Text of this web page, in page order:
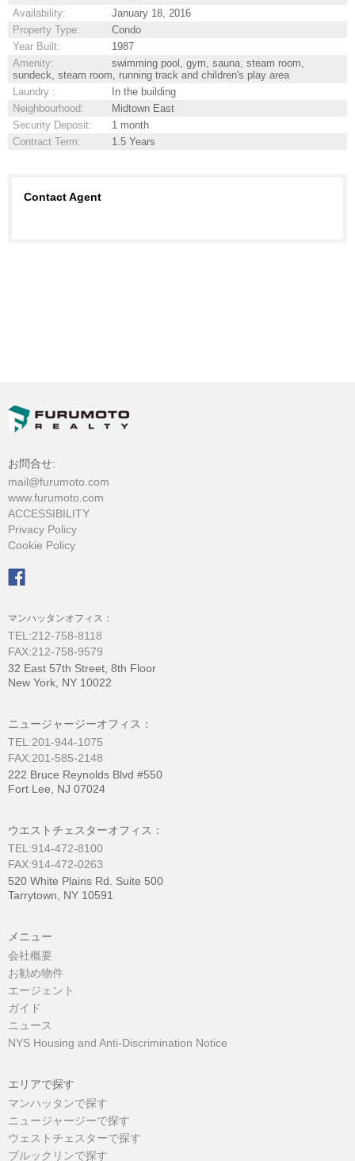
Availability:
January 18, 2016
Property Type:
Condo
Year Built:
1987
Amenity:
swimming pool, gym, sauna, steam room,
sundeck, steam room, running track and children's play area
Laundry :
In the building
Neighbourhood :
Midtown East
Security Deposit:
1 month
Contract Term: 1.5 Years
Contact Agent
お問合せ:
mail@furumoto.com
www.furumoto.com
ACCESSIBILITY
Privacy Policy
Cookie Policy
マンハッタンオフィス：
TEL:212-758-8118
FAX:212-758-9579
32 East 57th Street, 8th Floor
New York, NY 10022
ニュージャージーオフィス：
TEL:201-944-1075
FAX:201-585-2148
222 Bruce Reynolds Blvd #550
Fort Lee, NJ 07024
ウエストチェスターオフィス：
TEL:914-472-8100
FAX:914-472-0263
520 White Plains Rd. Suite 500
Tarrytown, NY 10591
メニュー
会社概要
お勧め物件
エージェント
ガイド
ニュース
NYS Housing and Anti-Discrimination Notice
エリアで探す
マンハッタンで探す
ニュージャージーで探す
ウェストチェスターで探す
ブルックリンで探す